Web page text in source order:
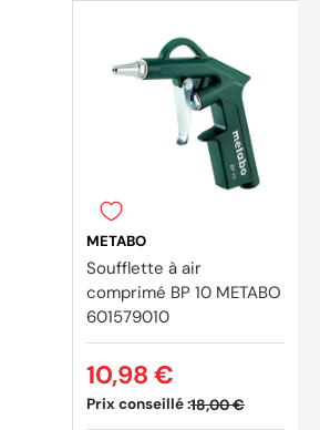
METABO
Soufflette à air
comprimé BP 10 METABO
601579010
Prix conseillé :18,00 €
10,98 €